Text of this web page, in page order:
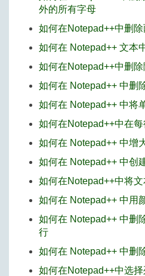
外的所有字母
如何在Notepad++中删
如何在 Notepad++ 文本
如何在Notepad++中删
如何在 Notepad++ 中删
如何在 Notepad++ 中将
如何在Notepad++中在
如何在 Notepad++ 中增
如何在 Notepad++ 中创
如何在Notepad++中将文
如何在 Notepad++ 中用
如何在 Notepad++ 中删
行
如何在 Notepad++ 中删
如何在Notepad++中选择